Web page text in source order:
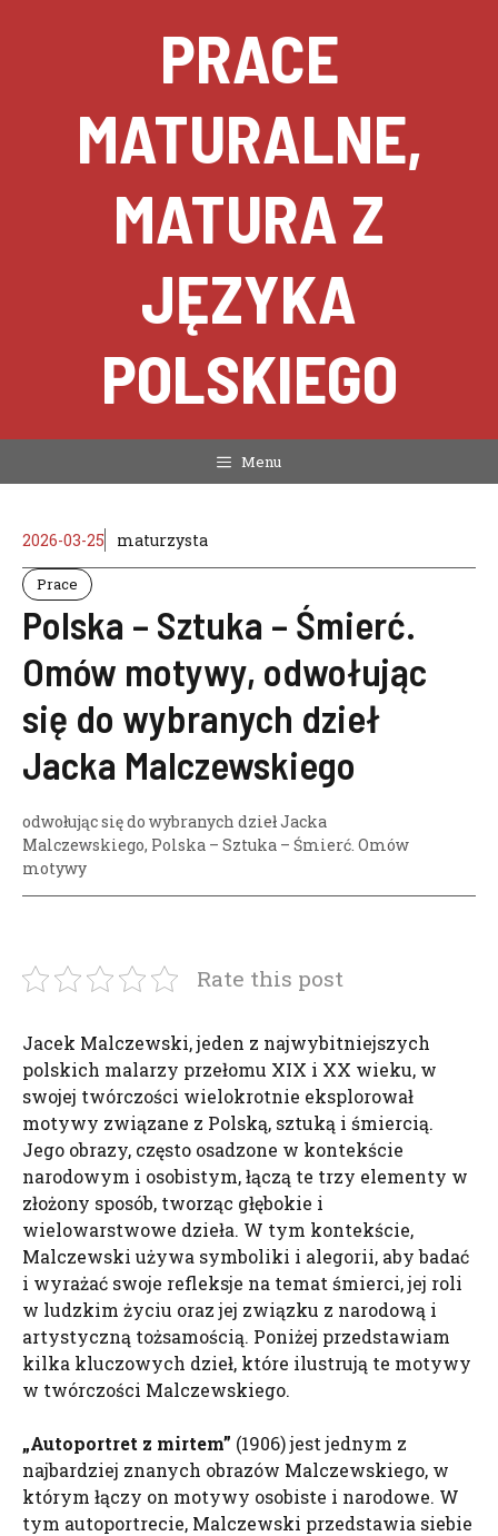
PRACE
MATURALNE,
MATURA Z
JĘZYKA
POLSKIEGO
Menu
2026-03-25 maturzysta
Prace
Polska – Sztuka – Śmierć.
Omów motywy, odwołując
się do wybranych dzieł
Jacka Malczewskiego
odwołując się do wybranych dzieł Jacka
Malczewskiego, Polska – Sztuka – Śmierć. Omów
motywy
Rate this post
Jacek Malczewski, jeden z najwybitniejszych
polskich malarzy przełomu XIX i XX wieku, w
swojej twórczości wielokrotnie eksplorował
motywy związane z Polską, sztuką i śmiercią.
Jego obrazy, często osadzone w kontekście
narodowym i osobistym, łączą te trzy elementy w
złożony sposób, tworząc głębokie i
wielowarstwowe dzieła. W tym kontekście,
Malczewski używa symboliki i alegorii, aby badać
i wyrażać swoje refleksje na temat śmierci, jej roli
w ludzkim życiu oraz jej związku z narodową i
artystyczną tożsamością. Poniżej przedstawiam
kilka kluczowych dzieł, które ilustrują te motywy
w twórczości Malczewskiego.
„Autoportret z mirtem” (1906) jest jednym z
najbardziej znanych obrazów Malczewskiego, w
którym łączy on motywy osobiste i narodowe. W
tym autoportrecie, Malczewski przedstawia siebie